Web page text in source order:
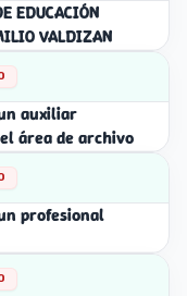
EDUCACIÓN
VALDIZAN
auxiliar
área de archivo
profesional